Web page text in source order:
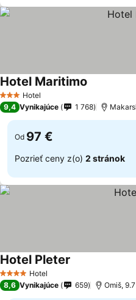
3 Počet hviezdičiek
Hotel
Hotel Maritimo
9,4 Vynikajúce 1 768
Od 97 €
Pozrieť ceny z(o) 2 stránok
4 Počet hviezdičiek
Hotel
Hotel Pleter
8,6 Vynikajúce 659 Omiš,